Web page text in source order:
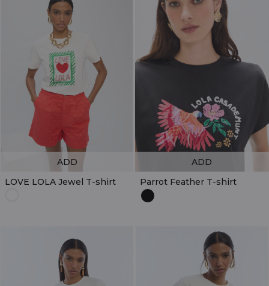
LOVE LOLA Jewel T-shirt
ADD
Parrot Feather T-shirt
ADD